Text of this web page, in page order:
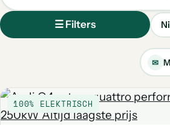
☰ Filters
✉
100% ELEKTRISCH